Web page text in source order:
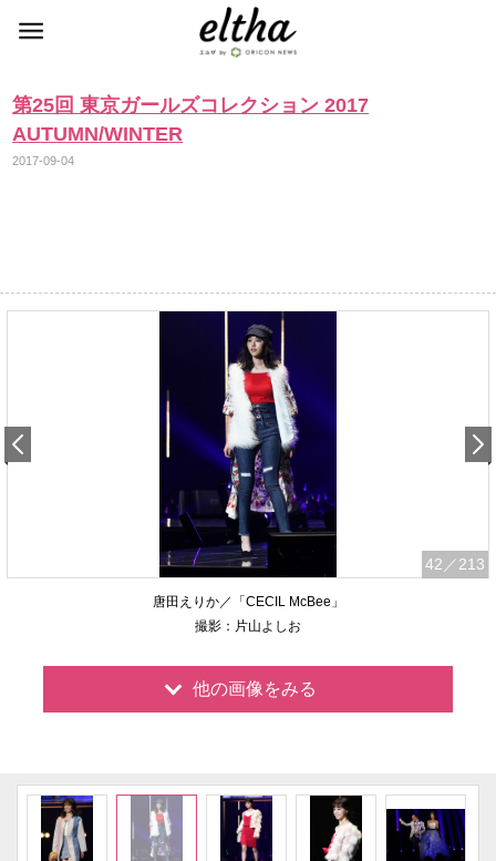
第25回 東京ガールズコレクション 2017
AUTUMN/WINTER
2017-09-04
42 ／213
唐田えりか／「CECIL McBee」
撮影：片山よしお
他の画像をみる